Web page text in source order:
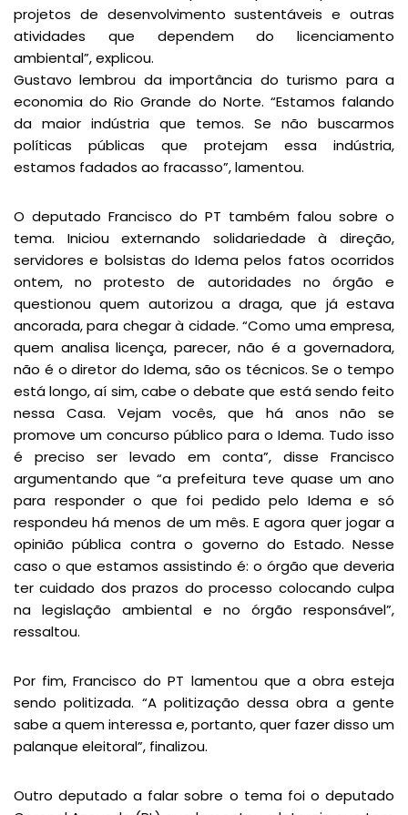
projetos de desenvolvimento sustentáveis e outras
atividades que dependem do licenciamento
ambiental”, explicou.
Gustavo lembrou da importância do turismo para a
economia do Rio Grande do Norte. “Estamos falando
da maior indústria que temos. Se não buscarmos
políticas públicas que protejam essa indústria,
estamos fadados ao fracasso”, lamentou.
O deputado Francisco do PT também falou sobre o
tema. Iniciou externando solidariedade à direção,
servidores e bolsistas do Idema pelos fatos ocorridos
ontem, no protesto de autoridades no órgão e
questionou quem autorizou a draga, que já estava
ancorada, para chegar à cidade. “Como uma empresa,
quem analisa licença, parecer, não é a governadora,
não é o diretor do Idema, são os técnicos. Se o tempo
está longo, aí sim, cabe o debate que está sendo feito
nessa Casa. Vejam vocês, que há anos não se
promove um concurso público para o Idema. Tudo isso
é preciso ser levado em conta”, disse Francisco
argumentando que “a prefeitura teve quase um ano
para responder o que foi pedido pelo Idema e só
respondeu há menos de um mês. E agora quer jogar a
opinião pública contra o governo do Estado. Nesse
caso o que estamos assistindo é: o órgão que deveria
ter cuidado dos prazos do processo colocando culpa
na legislação ambiental e no órgão responsável”,
ressaltou.
Por fim, Francisco do PT lamentou que a obra esteja
sendo politizada. “A politização dessa obra a gente
sabe a quem interessa e, portanto, quer fazer disso um
palanque eleitoral”, finalizou.
Outro deputado a falar sobre o tema foi o deputado